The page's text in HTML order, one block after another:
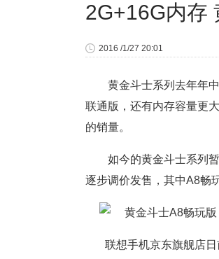
2G+16G内存
2016 /1/27 20:01
黄金斗士系列去年年
联通版，还有内存容量更
的销量。
如今的黄金斗士系列
逐步调价发售，其中A8畅
联想手机京东旗舰店